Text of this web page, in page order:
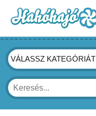
VÁLASSZ KATEGÓRIÁT